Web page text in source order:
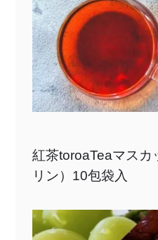
紅茶toroaTeaマスカ
リン）10包袋入